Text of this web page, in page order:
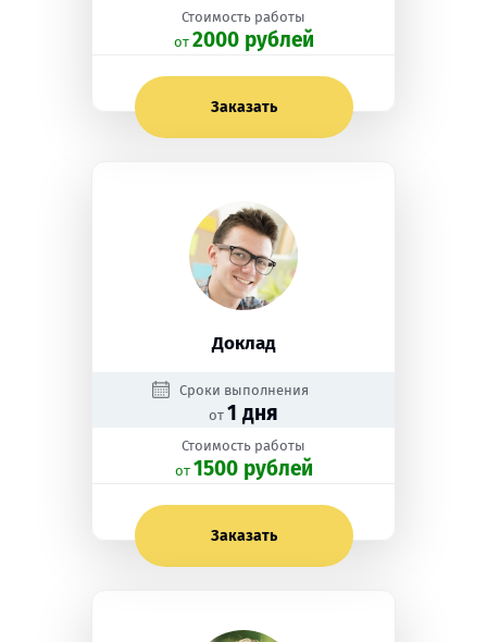
Стоимость работы
oт 2000 рублей
Заказать
Доклад
Сроки выполнения
от 1 дня
Стоимость работы
oт 1500 рублей
Заказать